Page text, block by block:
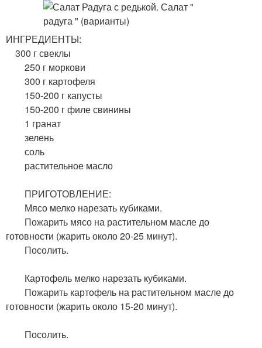
ИНГРЕДИЕНТЫ:
300 г свеклы
250 г моркови
300 г картофеля
150-200 г капусты
150-200 г филе свинины
1 гранат
зелень
соль
растительное масло
ПРИГОТОВЛЕНИЕ:
Мясо мелко нарезать кубиками.
Пожарить мясо на растительном масле до
готовности (жарить около 20-25 минут).
Посолить.
Картофель мелко нарезать кубиками.
Пожарить картофель на растительном масле до
готовности (жарить около 15-20 минут).
Посолить.